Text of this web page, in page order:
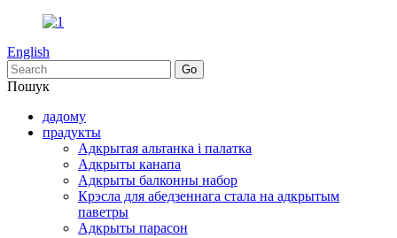
English
Пошук
дадому
прадукты
Адкрытая альтанка і палатка
Адкрыты канапа
Адкрыты балконны набор
Крэсла для абедзеннага стала на адкрытым
паветры
Адкрыты парасон